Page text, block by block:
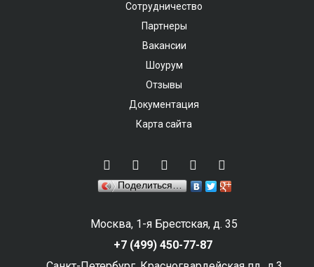
Сотрудничество
Партнеры
Вакансии
Шоурум
Отзывы
Документация
Карта сайта
Поделиться…
Москва, 1-я Брестская, д. 35
+7 (499) 450-77-87